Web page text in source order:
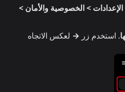
الإعدادات > الخصوصية والأمان >
. استخدم زر → لعكس الاتجاه